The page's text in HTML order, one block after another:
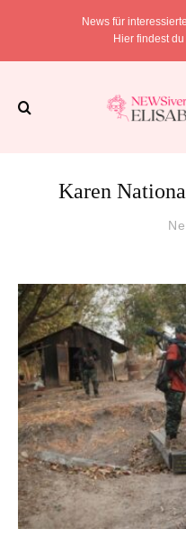
News für
Hier findest
Karen